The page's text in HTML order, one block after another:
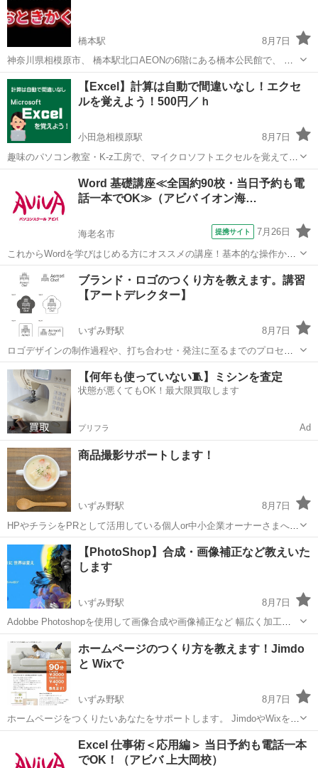
ら絹を運んだシルクロード、そ...
橋本駅
8月7日
神奈川県相模原市、 橋本駅北口AEONの6階にある橋本公民館で、 木
曜日18:15〜21:15に活動している、 アマチュア合唱団体です。 指導者
の草原哲広（くさはらてつひろ）氏は、東京藝術大学声楽科出身で、
日本合...
神奈川 相模原市 橋本駅 ボーカル 合唱団
【Excel】計算は自動で間違いなし！エクセ
ルを覚えよう！500円／ｈ
小田急相模原駅
8月7日
趣味のパソコン教室・K-z工房で、マイクロソフトエクセルを覚えてみ
ませんか？ エクセル（Excel）が、パソコンに入っていたけどこれっ
て何？ 使ったことないんだけど、どうやってつかうの？ という方も多
いはず。 ...
小田急相模原駅 エクセル 工房
Word 基礎講座≪全国約90校・当日予約も電
話一本でOK≫（アビバ イオン海…
海老名市 提携サイト 7月26日
これからWordを学びはじめる方にオススメの講座！基本的な操作から
ビジネス文書作成、印刷方法の設定など文書作成ソフトであるWordの
醍醐味を学ぶ事ができる講座です。 ■学習内容■ 基本操作・文章の入
力・ページ構成・基本的...
神奈川 海老名市 ワード
ブランド・ロゴのつくり方を教えます。講習
【アートデレクター】
いずみ野駅
8月7日
ロゴデザインの制作過程や、打ち合わせ・発注に至るまでのプロセス
は、 デザイン会社によっても様々、また個別のデザイナーによっても
異なります。 デザイナーとのミーテイングに知識がなくて躊躇してし
まう。 そんな方をサポートす...
神奈川 横浜市 いずみ野駅 Illustrator ロゴデザイン
【何年も使っていない🧵】ミシンを査定
状態が悪くてもOK！最大限買取します
プリフラ Ad
商品撮影サポートします！
いずみ野駅
8月7日
HPやチラシをPRとして活用している個人or中小企業オーナーさまへ。
今時のデジカメは高性能でしょうか。 ですが、いまいち？！いい商品
撮影ができない？？？ そんなあなたを！ステキな撮影ができるように
サポートいたします。...
神奈川 横浜市 写真 WEB
【PhotoShop】合成・画像補正など教えいた
します
いずみ野駅
8月7日
Adobbe Photoshopを使用して画像合成や画像補正など 幅広く加工法
を教えいたします。 印刷入稿・看板出力など仕様に合わせたファイル
の作成方法もOKです。 クライアントから提供された素材を色調補正
して質感...
神奈川 横浜市 パソコン Adobe
ホームページのつくり方を教えます！Jimdo
と Wixで
いずみ野駅
8月7日
ホームページをつくりたいあなたをサポートします。 JimdoやWixを活
用してあなたご自身で ホームページを運営してみませんか。 Web デ
ザインの経験はないけど、大切な作品やビジネスを 公開する場所だか
らこ...
いずみ野駅 パソコン
Excel 仕事術＜応用編＞ 当日予約も電話一本
でOK！（アビバ 上大岡校）